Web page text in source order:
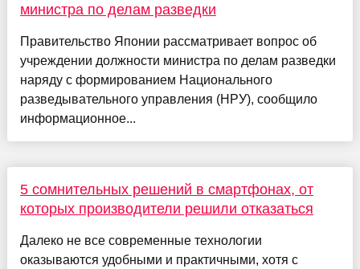
министра по делам разведки
Правительство Японии рассматривает вопрос об
учреждении должности министра по делам разведки
наряду с формированием Национального
разведывательного управления (НРУ), сообщило
информационное...
5 сомнительных решений в смартфонах, от
которых производители решили отказаться
Далеко не все современные технологии
оказываются удобными и практичными, хотя с